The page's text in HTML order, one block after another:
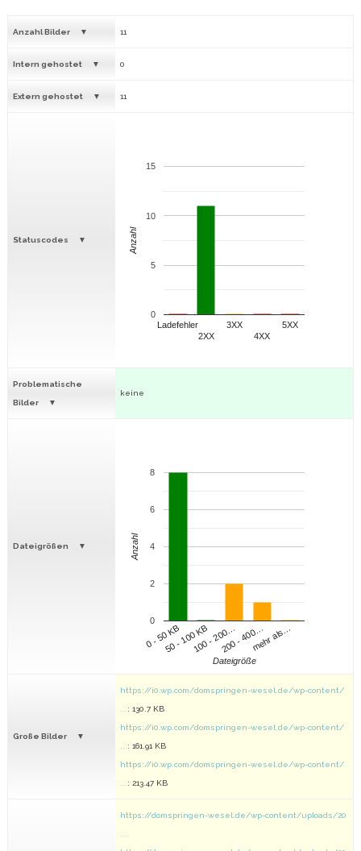
Anzahl Bilder 11
Intern gehostet 0
Extern gehostet 11
Statuscodes
Ladefehler
2XX
3XX
4XX
5XX
0
5
10
15
Anzahl
Problematische
Bilder
keine
Dateigrößen
0 - 50 KB50 - 100 KB100 - 200…200 - 400…mehr als…
0
2
4
6
8
Dateigröße
Anzahl
Große Bilder
https://i0.wp.com/domspringen-wesel.de/wp-content/
: 130.7 KB
https://i0.wp.com/domspringen-wesel.de/wp-content/
: 161.91 KB
https://i0.wp.com/domspringen-wesel.de/wp-content/
: 213.47 KB
https://domspringen-wesel.de/wp-content/uploads/20